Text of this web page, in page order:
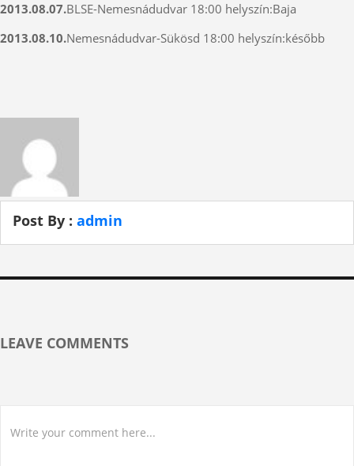
2013.08.07.BLSE-Nemesnádudvar 18:00 helyszín:Baja
2013.08.10.Nemesnádudvar-Sükösd 18:00 helyszín:később
Post By : admin
LEAVE COMMENTS